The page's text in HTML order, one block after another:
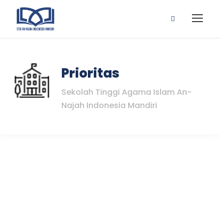
Prioritas
Sekolah Tinggi Agama Islam An-
Najah Indonesia Mandiri